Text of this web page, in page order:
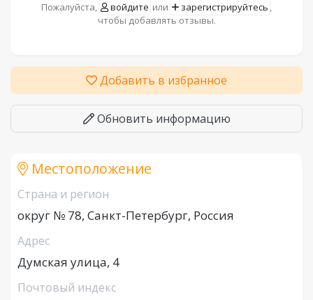
Пожалуйста, войдите или зарегистрируйтесь ,
чтобы добавлять отзывы.
Добавить в избранное
Обновить информацию
Местоположение
Страна и регион
округ № 78, Санкт-Петербург, Россия
Адрес
Думская улица, 4
Почтовый индекс